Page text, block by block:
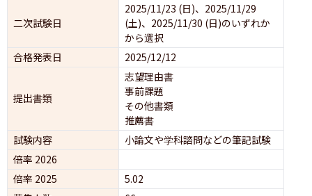
二次試験日
2025/11/23 (日)、2025/11/29
(土)、2025/11/30 (日)のいずれか
から選択
合格発表日
2025/12/12
提出書類
志望理由書
事前課題
その他書類
推薦書
試験内容
小論文や学科諮問などの筆記試験
倍率 2026
倍率 2025
5.02